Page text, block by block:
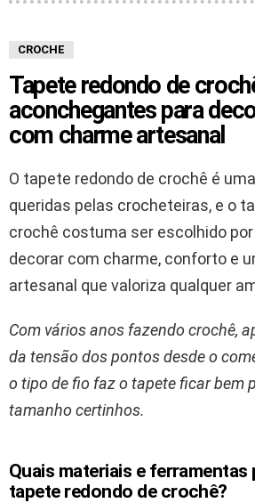
CROCHE
Tapete redondo de
aconchegantes para
com charme artesanal
O tapete redondo de crochê é
queridas pelas crocheteiras, e o
crochê costuma ser escolhido
decorar com charme, conforto e
artesanal que valoriza qualquer
Com vários anos fazendo crochê,
da tensão dos pontos desde o
o tipo de fio faz o tapete ficar bem
tamanho certinhos.
Quais materiais e ferramentas
tapete redondo de crochê?